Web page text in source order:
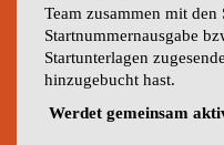
Team zusammen mit
Startnummernausgabe
Startunterlagen
hinzugebucht hast.
Werdet gemeinsam